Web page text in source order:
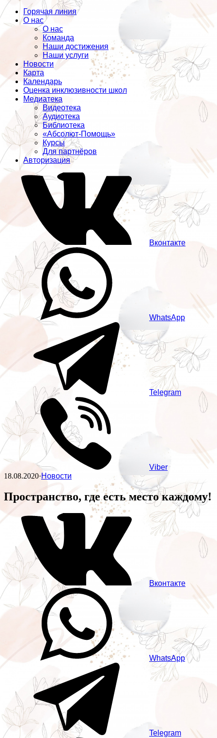
Горячая линия
О нас
О нас
Команда
Наши достижения
Наши услуги
Новости
Карта
Календарь
Оценка инклюзивности школ
Медиатека
Видеотека
Аудиотека
Библиотека
«Абсолют-Помощь»
Курсы
Для партнёров
Авторизация
Вконтакте
WhatsApp
Telegram
Viber
18.08.2020·Новости
Пространство, где есть место каждому!
Вконтакте
WhatsApp
Telegram